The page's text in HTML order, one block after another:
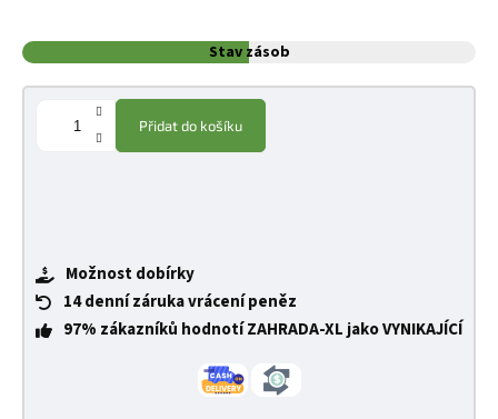
Stav zásob
Přidat do košíku
Možnost dobírky
14 denní záruka vrácení peněz
97% zákazníků hodnotí ZAHRADA-XL jako VYNIKAJÍCÍ